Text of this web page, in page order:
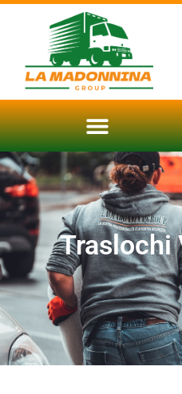
Traslochi